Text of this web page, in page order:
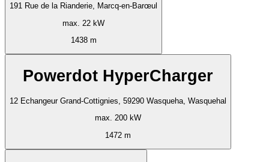
191 Rue de la Rianderie, Marcq-en-Barœul
max. 22 kW
1438 m
Powerdot HyperCharger
12 Echangeur Grand-Cottignies, 59290 Wasqueha, Wasquehal
max. 200 kW
1472 m